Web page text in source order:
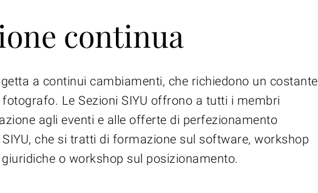
continua
a continui cambiamenti, che richiedono un costante
Le Sezioni SIYU offrono a tutti i membri
agli eventi e alle offerte di perfezionamento
che si tratti di formazione sul software, workshop
o workshop sul posizionamento.